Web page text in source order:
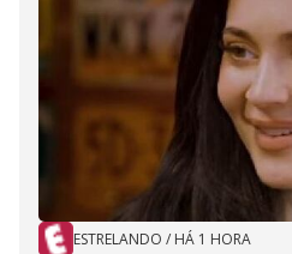
ESTRELANDO / HÁ 1 HORA